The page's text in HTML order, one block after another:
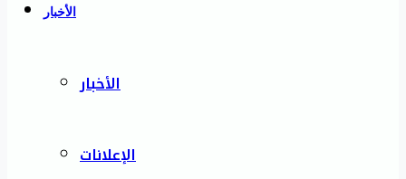
الأخبار
الأخبار
الإعلانات